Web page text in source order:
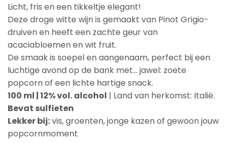
Licht, fris en een tikkeltje elegant!
Deze droge witte wijn is gemaakt van Pinot Grigio-
druiven en heeft een zachte geur van
acaciabloemen en wit fruit.
De smaak is soepel en aangenaam, perfect bij een
luchtige avond op de bank met… jawel: zoete
popcorn of een lichte hartige snack.
100 ml | 12% vol. alcohol | Land van herkomst: Italië.
Bevat sulfieten
Lekker bij:vis, groenten, jonge kazen of gewoon jouw
popcornmoment